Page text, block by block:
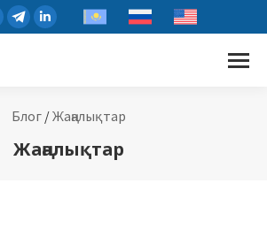
Блог/Жаңалықтар
Жаңалықтар